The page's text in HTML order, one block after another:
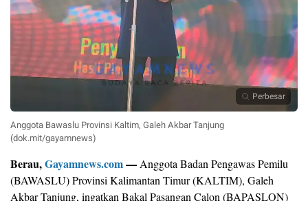
Perbesar
Anggota Bawaslu Provinsi Kaltim, Galeh Akbar Tanjung
(dok.mit/gayamnews)
Berau,Gayamnews.com— Anggota Badan Pengawas Pemilu
(BAWASLU) Provinsi Kalimantan Timur (KALTIM), Galeh
Akbar Tanjung, ingatkan Bakal Pasangan Calon (BAPASLON)